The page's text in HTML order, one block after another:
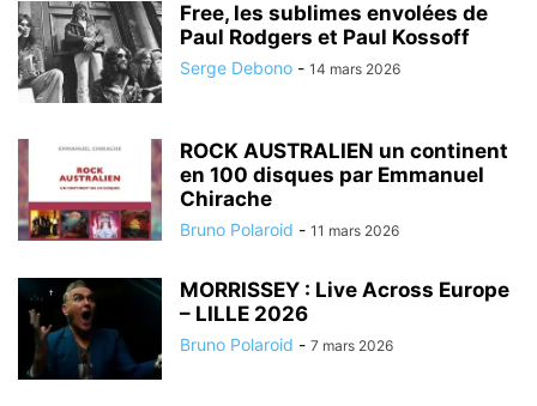
Free, les sublimes envolées de
Paul Rodgers et Paul Kossoff
Serge Debono - 14 mars 2026
ROCK AUSTRALIEN un continent
en 100 disques par Emmanuel
Chirache
Bruno Polaroid - 11 mars 2026
MORRISSEY : Live Across Europe
– LILLE 2026
Bruno Polaroid - 7 mars 2026